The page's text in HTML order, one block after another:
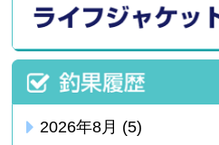
2026年8月 (5)